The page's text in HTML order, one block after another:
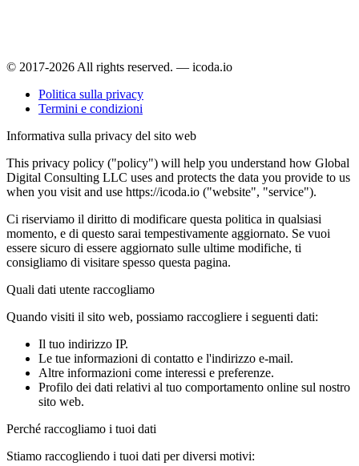
© 2017-2026 All rights reserved. — icoda.io
Politica sulla privacy
Termini e condizioni
Informativa sulla privacy del sito web
This privacy policy ("policy") will help you understand how Global
Digital Consulting LLC uses and protects the data you provide to us
when you visit and use https://icoda.io ("website", "service").
Ci riserviamo il diritto di modificare questa politica in qualsiasi
momento, e di questo sarai tempestivamente aggiornato. Se vuoi
essere sicuro di essere aggiornato sulle ultime modifiche, ti
consigliamo di visitare spesso questa pagina.
Quali dati utente raccogliamo
Quando visiti il sito web, possiamo raccogliere i seguenti dati:
Il tuo indirizzo IP.
Le tue informazioni di contatto e l'indirizzo e-mail.
Altre informazioni come interessi e preferenze.
Profilo dei dati relativi al tuo comportamento online sul nostro
sito web.
Perché raccogliamo i tuoi dati
Stiamo raccogliendo i tuoi dati per diversi motivi: